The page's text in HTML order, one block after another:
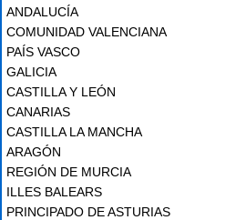
ANDALUCÍA
COMUNIDAD VALENCIANA
PAÍS VASCO
GALICIA
CASTILLA Y LEÓN
CANARIAS
CASTILLA LA MANCHA
ARAGÓN
REGIÓN DE MURCIA
ILLES BALEARS
PRINCIPADO DE ASTURIAS